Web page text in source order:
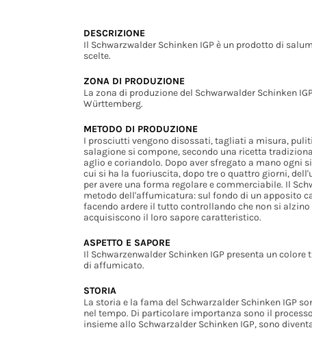
DESCRIZIONE
Il Schwarzwalder Schinken IGP è un prodotto di
scelte.
ZONA DI PRODUZIONE
La zona di produzione del Schwarwalder Schinken
Württemberg.
METODO DI PRODUZIONE
I prosciutti vengono disossati, tagliati a misura,
salagione si compone, secondo una ricetta
aglio e coriandolo. Dopo aver sfregato a mano
cui si ha la fuoriuscita, dopo tre o quattro giorni,
per avere una forma regolare e commerciabile. Il
metodo dell'affumicatura: sul fondo di un apposito
facendo ardere il tutto controllando che non si
acquisiscono il loro sapore caratteristico.
ASPETTO E SAPORE
Il Schwarzenwalder Schinken IGP presenta un
di affumicato.
STORIA
La storia e la fama del Schwarzalder Schinken IGP
nel tempo. Di particolare importanza sono il
insieme allo Schwarzalder Schinken IGP, sono